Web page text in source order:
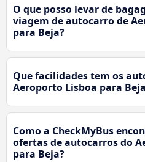
O que posso levar de
viagem de autocarro de
para Beja?
Que facilidades tem os
Aeroporto Lisboa para
Como a CheckMyBus
ofertas de autocarros do
para Beja?